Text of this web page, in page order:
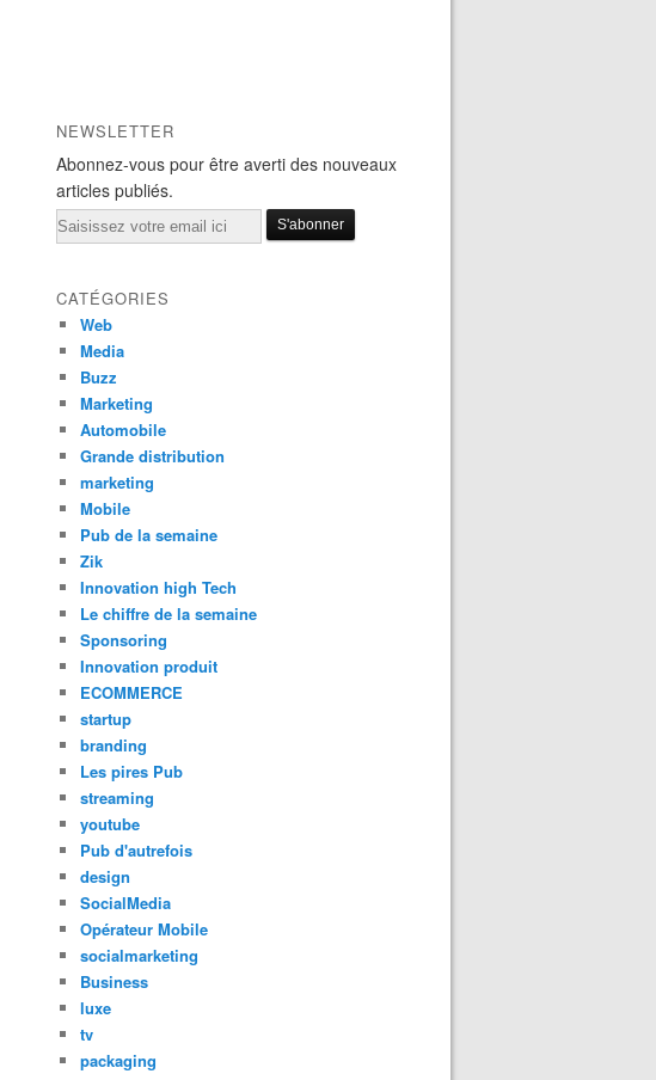
NEWSLETTER
Abonnez-vous pour être averti des nouveaux
articles publiés.
Email
CATÉGORIES
Web
Media
Buzz
Marketing
Automobile
Grande distribution
marketing
Mobile
Pub de la semaine
Zik
Innovation high Tech
Le chiffre de la semaine
Sponsoring
Innovation produit
ECOMMERCE
startup
branding
Les pires Pub
streaming
youtube
Pub d'autrefois
design
SocialMedia
Opérateur Mobile
socialmarketing
Business
luxe
tv
packaging